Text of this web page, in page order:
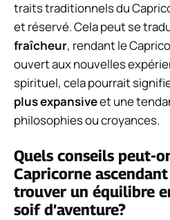
traits traditionnels du
et réservé. Cela peut se
fraîcheur, rendant le
ouvert aux nouvelles
spirituel, cela pourrait
plus expansiveet une
philosophies ou croyances.
Quels conseils peut-
Capricorne
trouver un équilibre
soif d’aventure?